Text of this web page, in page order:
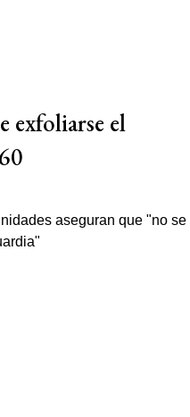
exfoliarse el